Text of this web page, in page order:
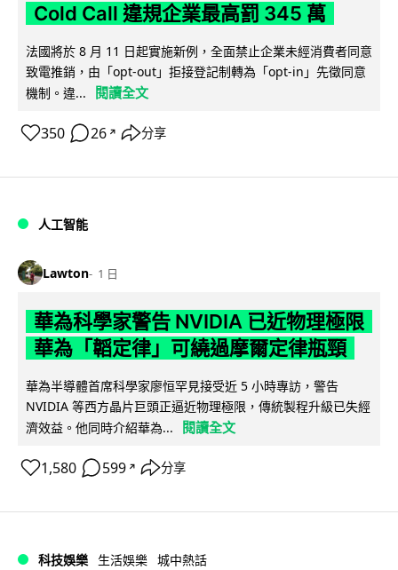
Cold Call 違規企業最高罰 345 萬
法國將於 8 月 11 日起實施新例，全面禁止企業未經消費者同意
致電推銷，由「opt-out」拒接登記制轉為「opt-in」先徵同意
機制。違...
閱讀全文
350 26 ↗ 分享
人工智能
Lawton 1 日
華為科學家警告 NVIDIA 已近物理極限
華為「韜定律」可繞過摩爾定律瓶頸
華為半導體首席科學家廖恒罕見接受近 5 小時專訪，警告
NVIDIA 等西方晶片巨頭正逼近物理極限，傳統製程升級已失經
濟效益。他同時介紹華為...
閱讀全文
1,580 599 ↗ 分享
科技娛樂 生活娛樂 城中熱話